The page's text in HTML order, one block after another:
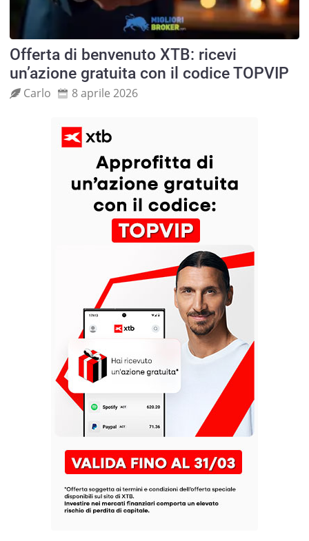
Offerta di benvenuto XTB: ricevi
un’azione gratuita con il codice TOPVIP
Carlo 8 aprile 2026